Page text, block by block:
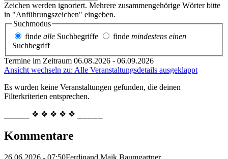
Zeichen werden ignoriert. Mehrere zusammengehörige Wörter bitte
in "Anführungszeichen" eingeben.
Suchmodus
finde alle Suchbegriffe finde mindestens einen
Suchbegriff
Termine im Zeitraum 06.08.2026 - 06.09.2026
Ansicht wechseln zu: Alle Veranstaltungsdetails ausgeklappt
Es wurden keine Veranstaltungen gefunden, die deinen
Filterkriterien entsprechen.
⎯⎯⎯⎯⎯ ❖ ❖ ❖ ❖ ❖ ⎯⎯⎯⎯⎯
Kommentare
26.06.2026 - 07:50Ferdinand Maik Baumgartner